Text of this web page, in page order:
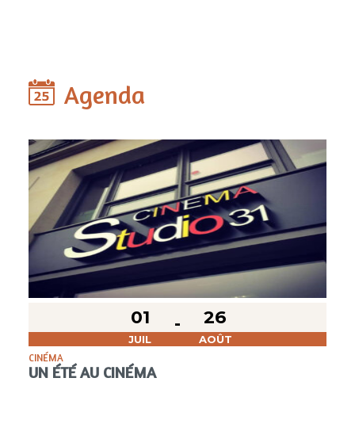
Agenda
01
JUIL
26
AOÛT
CINÉMA
UN ÉTÉ AU CINÉMA